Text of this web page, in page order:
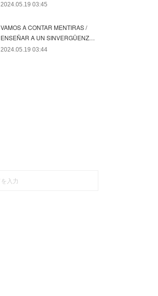
2024.05.19 03:45
VAMOS A CONTAR MENTIRAS /
ENSEÑAR A UN SINVERGÜENZ…
2024.05.19 03:44